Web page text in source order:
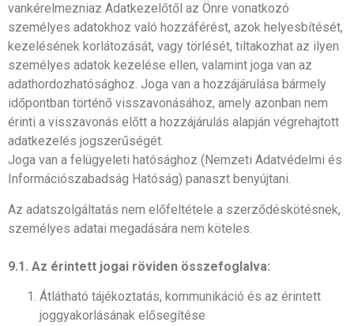
vankérelmezniaz Adatkezelőtől az Önre vonatkozó
személyes adatokhoz való hozzáférést, azok helyesbítését,
kezelésének korlátozását, vagy törlését, tiltakozhat az ilyen
személyes adatok kezelése ellen, valamint joga van az
adathordozhatósághoz. Joga van a hozzájárulása bármely
időpontban történő visszavonásához, amely azonban nem
érinti a visszavonás előtt a hozzájárulás alapján végrehajtott
adatkezelés jogszerűségét.
Joga van a felügyeleti hatósághoz (Nemzeti Adatvédelmi és
Információszabadság Hatóság) panaszt benyújtani.
Az adatszolgáltatás nem előfeltétele a szerződéskötésnek,
személyes adatai megadására nem köteles.
9.1. Az érintett jogai röviden összefoglalva:
Átlátható tájékoztatás, kommunikáció és az érintett
joggyakorlásának elősegítése